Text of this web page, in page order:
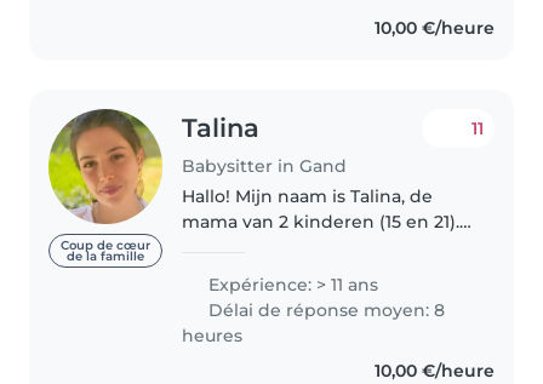
10,00 €/heure
Coup de cœur
de la famille
Talina
Babysitter in Gand
11
Hallo! Mijn naam is Talina, de
mama van 2 kinderen (15 en 21).
verantwoordelijk, zorgzaam en
hou van kinderen. Ik heb
ervaring met babysitten en vind
het leuk..
Expérience: > 11 ans
Délai de réponse moyen: 8
heures
10,00 €/heure